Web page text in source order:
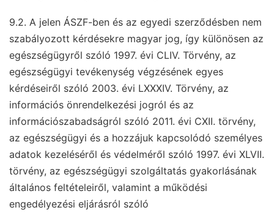
9.2. A jelen ÁSZF-ben és az egyedi szerződésben nem
szabályozott kérdésekre magyar jog, így különösen az
egészségügyről szóló 1997. évi CLIV. Törvény, az
egészségügyi tevékenység végzésének egyes
kérdéseiről szóló 2003. évi LXXXIV. Törvény, az
információs önrendelkezési jogról és az
információszabadságról szóló 2011. évi CXII. törvény,
az egészségügyi és a hozzájuk kapcsolódó személyes
adatok kezeléséről és védelméről szóló 1997. évi XLVII.
törvény, az egészségügyi szolgáltatás gyakorlásának
általános feltételeiről, valamint a működési
engedélyezési eljárásról szóló